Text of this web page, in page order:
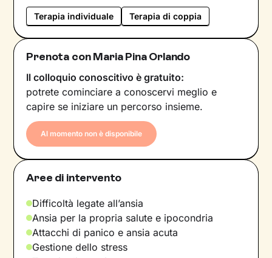
Terapia individuale Terapia di coppia
Prenota con Maria Pina Orlando
Il colloquio conoscitivo è gratuito:
potrete cominciare a conoscervi meglio e
capire se iniziare un percorso insieme.
Al momento non è disponibile
Aree di intervento
Difficoltà legate all’ansia
Ansia per la propria salute e ipocondria
Attacchi di panico e ansia acuta
Gestione dello stress